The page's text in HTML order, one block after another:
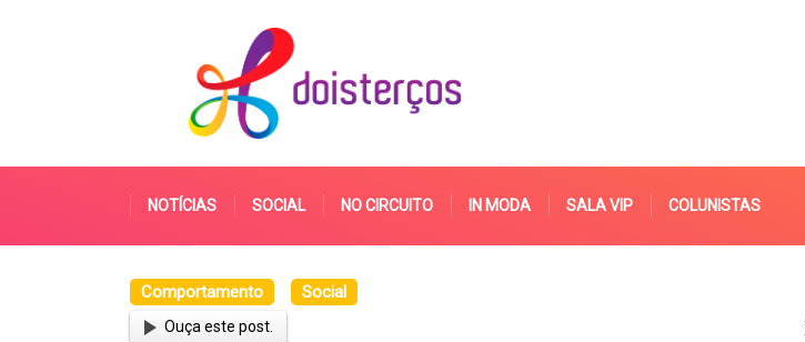
NOTÍCIAS SOCIAL NO CIRCUITO IN MODA SALA VIP COLUNISTAS
Comportamento Social
Ouça este post.